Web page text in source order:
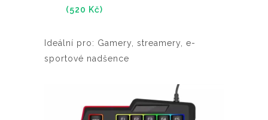
(520 Kč)
Ideální pro: Gamery, streamery, e-
sportové nadšence